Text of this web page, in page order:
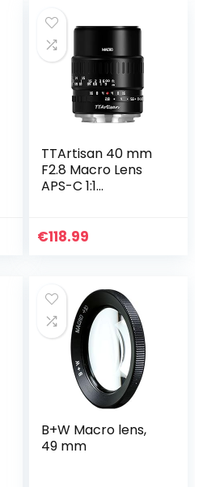
TTArtisan 40 mm
F2.8 Macro Lens
APS-C 1:1
focus Prime vaste
€118.99
B+W Macro lens,
49 mm